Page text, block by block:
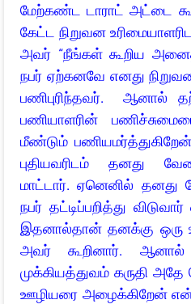
மேற்கண்ட டாராட் அட்டை
கேட்ட நிறுவன
அவர் “நீங்கள் கூறிய
நபர் ஏற்கனவே எனது
பணிபுரிந்தவர். ஆனால்
பணியாளரின்
மீண்டும்
புதியவரிடம் தனது
மாட்டார். ஏனெனில் தனது
நபர் தட்டிப்பறித்து
இதனால்தான் தனக்கு ஒரு
அவர் கூறினார்.
முக்கியத்துவம் கருதி
ஊழியரை அழைக்கிறேன்